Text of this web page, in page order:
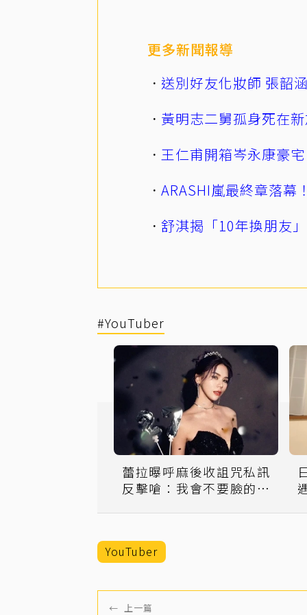
更多新聞報導
送別好友化妝師 張韶
黃明志二舅孤身死在
王仁甫開箱岑永康豪
ARASHI嵐最終章落幕
舒淇揭「10年換朋友
#YouTuber
蕾拉曝呼麻後收詛咒私訊
反擊嗆：我會不要臉的活
YouTuber
← 上一篇